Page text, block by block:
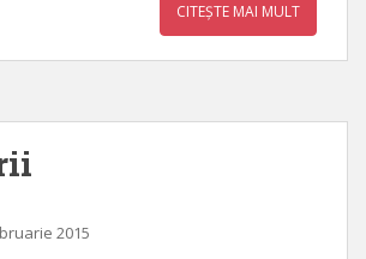
CITEȘTE MAI MULT
2015